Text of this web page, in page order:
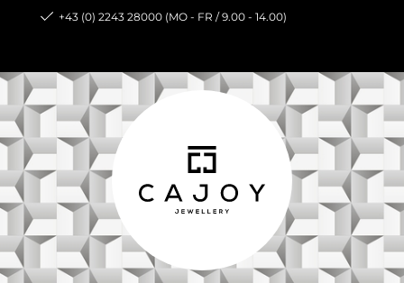
+43 (0) 2243 28000 (MO - FR / 9.00 - 14.00)